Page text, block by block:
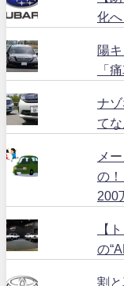
化
陽
「
ナ
て
メ
の
200
【
の
割